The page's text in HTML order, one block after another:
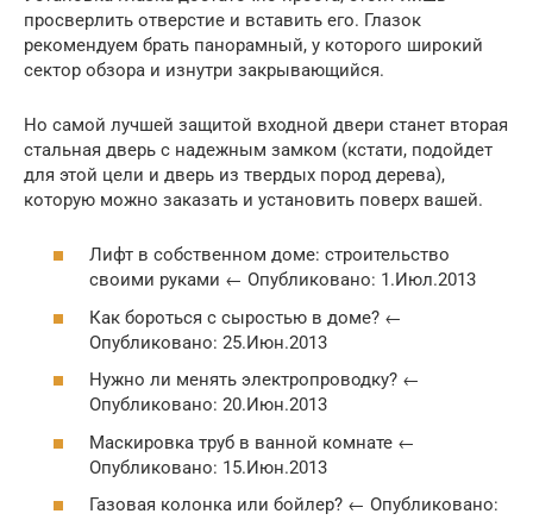
просверлить отверстие и вставить его. Глазок
рекомендуем брать панорамный, у которого широкий
сектор обзора и изнутри закрывающийся.
Но самой лучшей защитой входной двери станет вторая
стальная дверь с надежным замком (кстати, подойдет
для этой цели и дверь из твердых пород дерева),
которую можно заказать и установить поверх вашей.
Лифт в собственном доме: строительство
своими руками ← Опубликовано: 1.Июл.2013
Как бороться с сыростью в доме? ←
Опубликовано: 25.Июн.2013
Нужно ли менять электропроводку? ←
Опубликовано: 20.Июн.2013
Маскировка труб в ванной комнате ←
Опубликовано: 15.Июн.2013
Газовая колонка или бойлер? ← Опубликовано: